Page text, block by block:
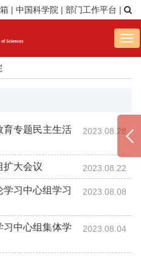
| 中国科学院 | 部门工作平台 |
育专题民主生活
2023.08.28
扩大会议 2023.08.22
习中心组学习
2023.08.08
习中心组集体学
2023.08.04